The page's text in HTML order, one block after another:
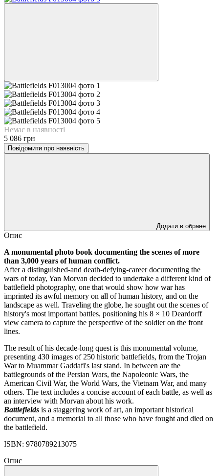
Немає в наявності
5 086 грн
Повідомити про наявність
Додати в обране
Опис
A monumental photo book documenting the scenes of more
than 3,000 years of human conflict.
After a distinguished-and death-defying-career documenting the
wars of today, Yan Morvan decided to undertake a different kind of
battlefield photography, one that would show how war has
imprinted its awful memory on all of human history, and on the
landscape as well. Traveling the globe, he sought out the scenes of
history's most important battles, positioning his 8 × 10 Deardorff
view camera to capture the perspective of the soldier on the front
lines.
The result of his decade-long quest is this monumental volume,
presenting 430 images of 250 historic battlefields, from the Trojan
War to Muammar Gaddafi's last stand. In between are the
battlegrounds of the Persian Wars, the Napoleonic Wars, the
American Civil War, the World Wars, the Vietnam War, and many
others. The text includes a concise account of each battle, as well as
an interview with Morvan about his work.
Battlefields is a staggering work of art, an important historical
document, and a memorial to all those who have fought and died on
the battlefield.
ISBN: 9780789213075
Опис